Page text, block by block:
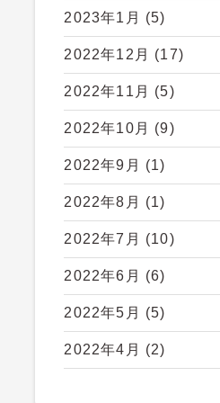
2023年1月 (5)
2022年12月 (17)
2022年11月 (5)
2022年10月 (9)
2022年9月 (1)
2022年8月 (1)
2022年7月 (10)
2022年6月 (6)
2022年5月 (5)
2022年4月 (2)